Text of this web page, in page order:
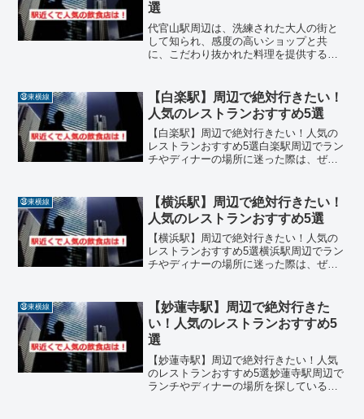
選
代官山駅周辺は、洗練された大人の街と
して知られ、感度の高いショップと共
に、こだわり抜かれた料理を提供する名
レストランが多く、日常を少し特別にし
てくれるような贅沢な空間が...
㊳東横線
【白楽駅】周辺で絶対行きたい！
人気のレストランおすすめ5選
【白楽駅】周辺で絶対行きたい！人気の
レストランおすすめ5選白楽駅周辺でラン
チやディナーの場所に迷った際は、ぜひ
わいをカジュアルに楽しめるレストラン
や、温かい接客が心地よ...
㊳東横線
【横浜駅】周辺で絶対行きたい！
人気のレストランおすすめ5選
【横浜駅】周辺で絶対行きたい！人気の
レストランおすすめ5選横浜駅周辺でラン
チやディナーの場所に迷った際は、ぜひ
舗から、落ち着いた空間でゆったり過ご
せるお店まで、幅広いジ...
㊳東横線
【妙蓮寺駅】周辺で絶対行きた
い！人気のレストランおすすめ5
選
【妙蓮寺駅】周辺で絶対行きたい！人気
のレストランおすすめ5選妙蓮寺駅周辺で
ランチやディナーの場所を探している際